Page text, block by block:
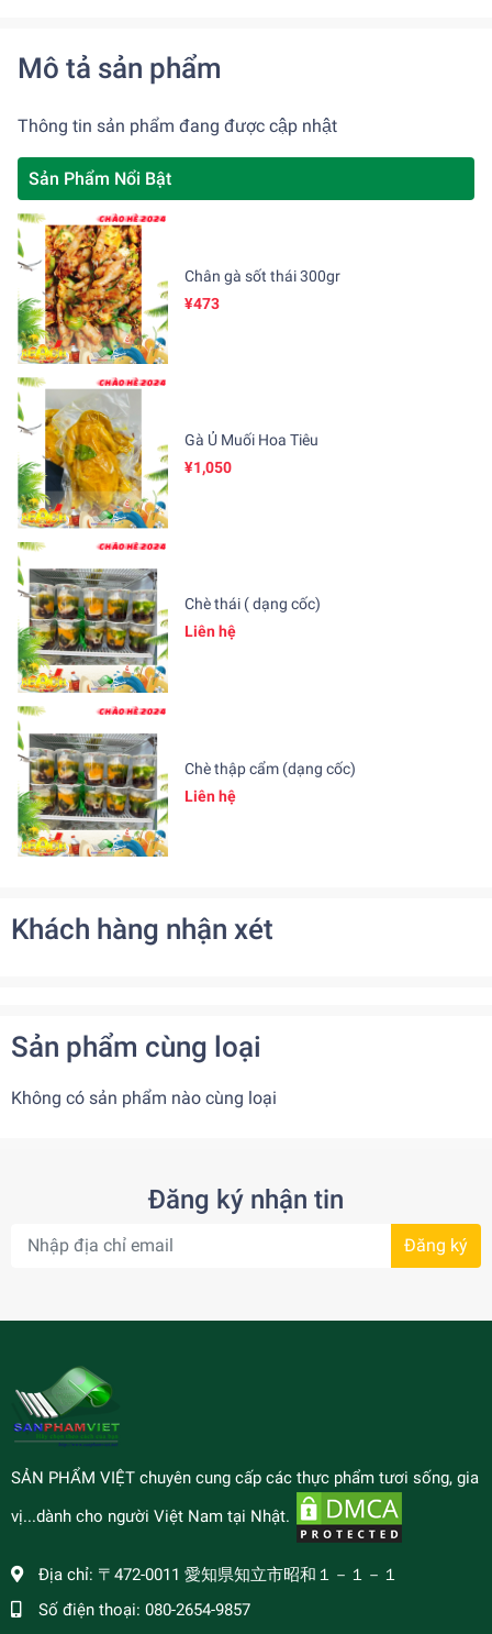
Mô tả sản phẩm
Thông tin sản phẩm đang được cập nhật
Sản Phẩm Nổi Bật
Chân gà sốt thái 300gr
¥473
Gà Ủ Muối Hoa Tiêu
¥1,050
Chè thái ( dạng cốc)
Liên hệ
Chè thập cẩm (dạng cốc)
Liên hệ
Khách hàng nhận xét
Sản phẩm cùng loại
Không có sản phẩm nào cùng loại
Đăng ký nhận tin
Đăng ký
SẢN PHẨM VIỆT chuyên cung cấp các thực phẩm tươi sống, gia
vị...dành cho người Việt Nam tại Nhật.
Địa chỉ: 〒472-0011 愛知県知立市昭和１－１－１
Số điện thoại: 080-2654-9857